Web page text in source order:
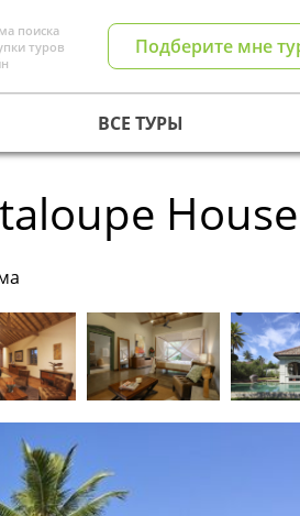
поиска
туров
Подберите мне
ВСЕ ТУРЫ